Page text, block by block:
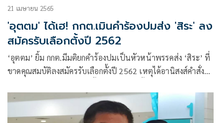
21 เมษายน 2565
'อุตตม' ได้เฮ! กกต.เมินคำร้องปมส่ง 'สิระ' ลง
สมัครรับเลือกตั้งปี 2562
‘อุตตม’ ยิ้ม กกต.มีมติยกคำร้องปมเป็นหัวหน้าพรรคส่ง ‘สิระ’ ที่
ขาดคุณสมบัติลงสมัครรับเลือกตั้งปี 2562 เหตุได้อานิสงส์คำสั่ง